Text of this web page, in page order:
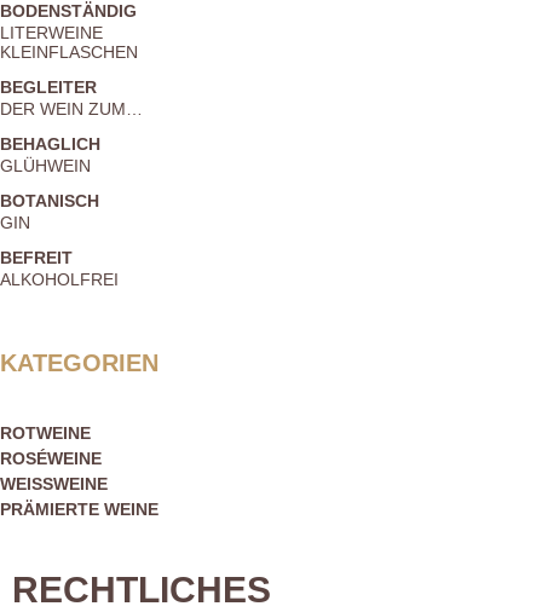
BODENSTÄNDIG
LITERWEINE
KLEINFLASCHEN
BEGLEITER
DER WEIN ZUM…
BEHAGLICH
GLÜHWEIN
BOTANISCH
GIN
BEFREIT
ALKOHOLFREI
KATEGORIEN
ROTWEINE
ROSÉWEINE
WEISSWEINE
PRÄMIERTE WEINE
RECHTLICHES